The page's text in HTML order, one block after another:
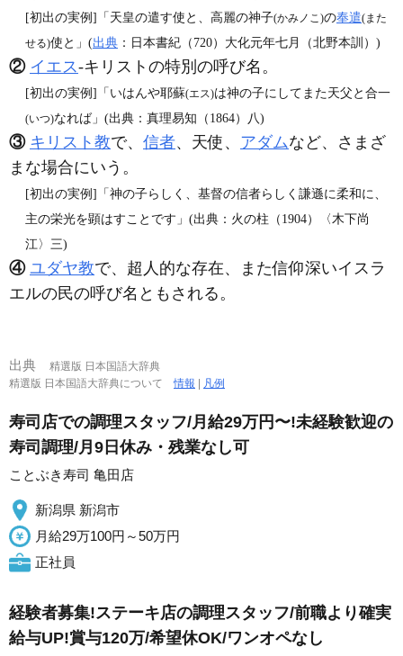
[初出の実例]「天皇の遣す使と、高麗の神子(かみノこ)の奉遣(また
せる)使と」(出典 ：日本書紀（720）大化元年七月（北野本訓）)
② イエス‐キリストの特別の呼び名。
[初出の実例]「いはんや耶蘇(エス)は神の子にしてまた天父と合一
(いつ)なれば」(出典：真理易知（1864）八)
③ キリスト教で、 信者、天使、 アダムなど、さまざ
まな場合にいう。
[初出の実例]「神の子らしく、基督の信者らしく謙遜に柔和に、
主の栄光を顕はすことです」(出典：火の柱（1904）〈木下尚
江〉三)
④ ユダヤ教で、超人的な存在、また信仰深いイスラ
エルの民の呼び名ともされる。
出典
精選版 日本国語大辞典
精選版 日本国語大辞典について情報 | 凡例
寿司店での調理スタッフ/月給29万円〜!未経験歓迎の
寿司調理/月9日休み・残業なし可
ことぶき寿司 亀田店
新潟県 新潟市
月給29万100円～50万円
正社員
経験者募集!ステーキ店の調理スタッフ/前職より確実
給与UP!賞与120万/希望休OK/ワンオペなし